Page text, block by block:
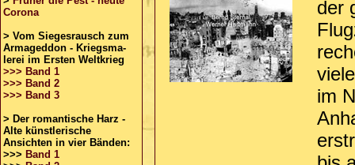
Corona
> Vom Siegesrausch zum
Armageddon - Kriegsma-
lerei im Ersten Weltkrieg
>>> Band 1
>>> Band 2
>>> Band 3
> Der romantische Harz -
Alte künstlerische
Ansichten in vier Bänden:
>>> Band 1
der
im